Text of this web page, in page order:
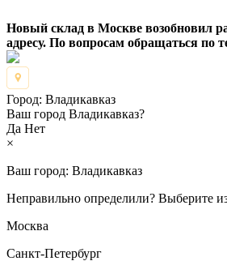
Новый склад в Москве возобновил
адресу. По вопросам обращаться по
Город: Владикавказ
Ваш город Владикавказ?
Да Нет
×
Ваш город: Владикавказ
Неправильно определили? Выберите
Москва
Санкт-Петербург